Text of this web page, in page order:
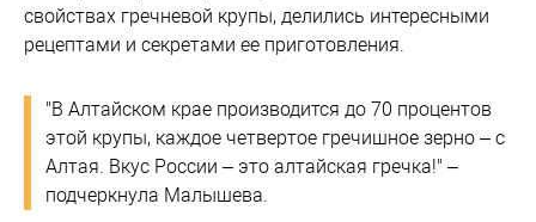
свойствах гречневой крупы, делились интересными
рецептами и секретами ее приготовления.
"В Алтайском крае производится до 70 процентов
этой крупы, каждое четвертое гречишное зерно – с
Алтая. Вкус России – это алтайская гречка!" –
подчеркнула Малышева.